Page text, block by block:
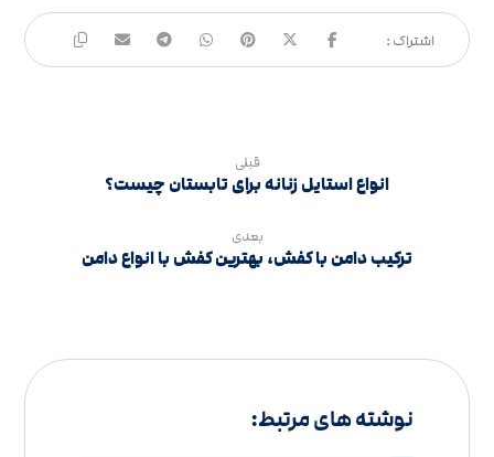
قبلی
انواع استایل زنانه برای تابستان چیست؟
بعدی
ترکیب دامن با کفش، بهترین کفش با انواع دامن
نوشته های مرتبط: